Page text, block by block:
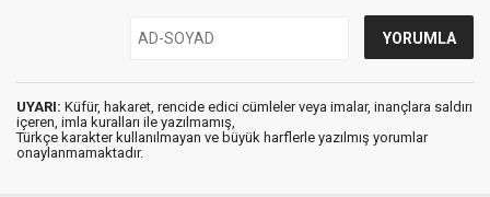
UYARI: Küfür, hakaret, rencide edici cümleler veya imalar, inançlara saldırı
içeren, imla kuralları ile yazılmamış,
Türkçe karakter kullanılmayan ve büyük harflerle yazılmış yorumlar
onaylanmamaktadır.